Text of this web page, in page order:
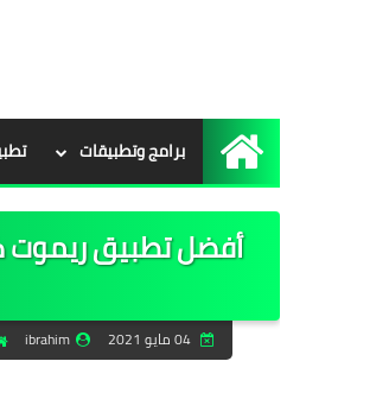
الرئيسية
برامج وتطبيقات
أفضل تطبيق ريموت
04 مايو 2021 ibrahim